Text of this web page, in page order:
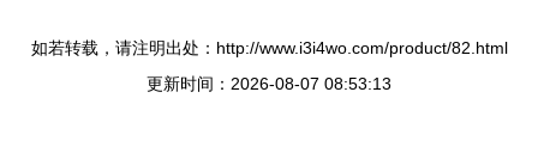
如若转载，请注明出处：http://www.i3i4wo.com/product/82.html
更新时间：2026-08-07 08:53:13